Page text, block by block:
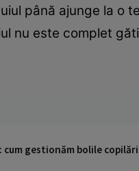
până ajunge la o
nu este complet
cum gestionăm bolile